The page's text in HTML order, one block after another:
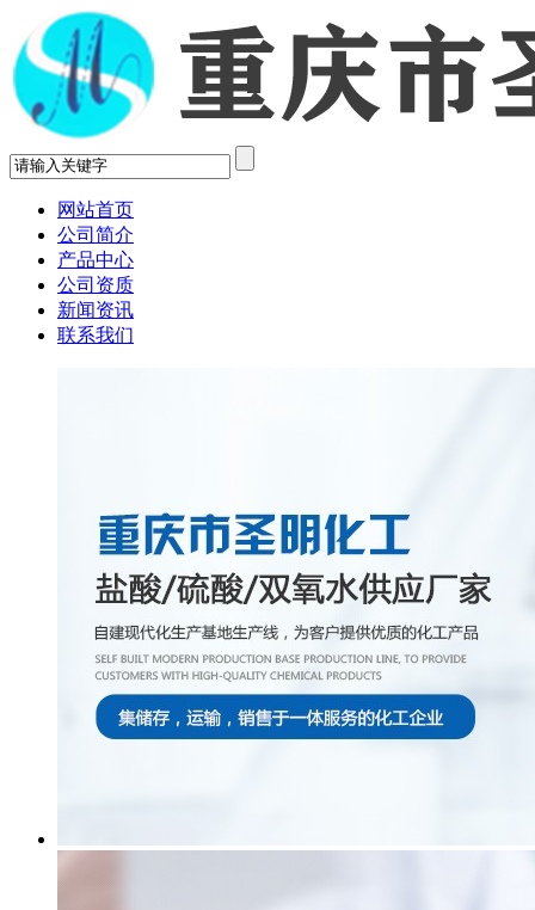
网站首页
公司简介
产品中心
公司资质
新闻资讯
联系我们